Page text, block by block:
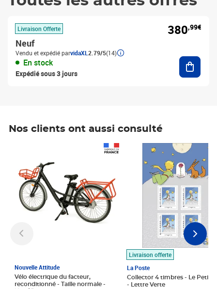
Livraison Offerte
Neuf
Vendu et expédié parvidaXL 2.79/5(14)
En stock
Expédié sous 3 jours
380,99€
Nos clients ont aussi consulté
Nouvelle Attitude
Vélo électrique du facteur,
reconditionné - Taille normale -
Livraison offerte
La Poste
Collector 4 timbres - Le Petit
- Lettre Verte
Prix 7,50€